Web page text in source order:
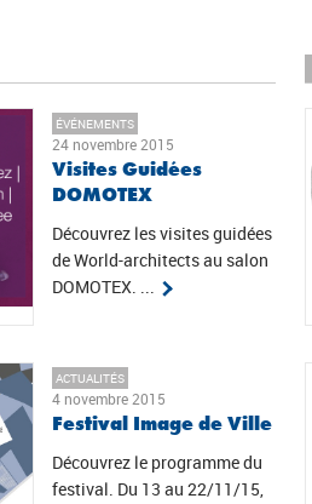
ÉVÉNEMENTS
24 novembre 2015
Visites Guidées
DOMOTEX
Découvrez les visites guidées
de World-architects au salon
DOMOTEX. ...
ACTUALITÉS
4 novembre 2015
Festival Image de Ville
Découvrez le programme du
festival. Du 13 au 22/11/15,